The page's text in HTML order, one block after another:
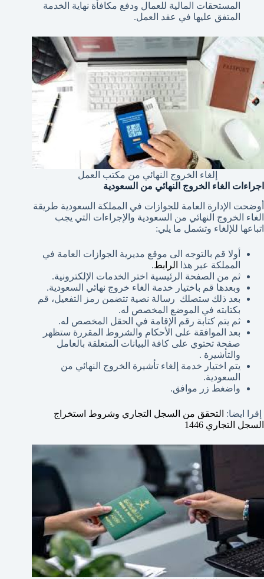
المستحقات المالية للعمال ودفع مكافأة نهاية الخدمة
المتفق عليها في عقد العمل.
إلغاء الخروج النهائي من مكتب العمل
اجراءات الغاء الخروج النهائي من السعودية
أوضحت الإدارة العامة للجوازات في المملكة السعودية طريقة
الغاء الخروج النهائي من السعودية والإجراءات التي يجب
اتباعها للإلغاء وتشمل ما يلي:
أولا قم بالتوجه الى موقع مديرية الجوازات العامة في
المملكة عبر هذا
الرابط.
ثم من الصفحة الرئيسية اختر الخدمات الإلكترونية.
وبعدها قم باختيار خدمة الغاء خروج نهائي السعودية.
بعد ذلك ستصلك رسالة نصية تتضمن رمز التفعيل، قم
بكتابته في الموضع المخصص له.
ثم يتم كتابة رقم الإقامة في الحقل المخصص له.
بعد الموافقة على الأحكام والشروط المقررة ستظهر
صفحة تحتوي على كافة البيانات المتعلقة بالعامل
والتأشيرة .
يتم اختيار خدمة إلغاء تأشيرة الخروج النهائي من
السعودية.
واضغط زر موافق.
إقرا ايضا: التحقق من السجل التجاري وشروط استخراج
السجل التجاري 1446